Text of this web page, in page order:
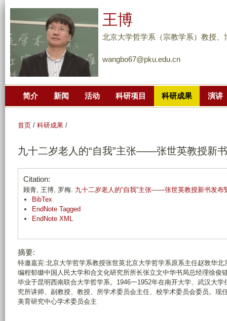
到
主
要
分
王博
北京大学哲学系（宗教学系）教授、
wangbo67@pku.edu.cn
简介 新闻 活动 科研项目 科研成果 演讲
首页 / 科研成果 /
九十二岁老人的“自我”主张——张世英教授新
Citation:
顾青, 王博, 罗梅. 九十二岁老人的“自我”主张——张世英教授新书发布
BibTex
EndNote Tagged
EndNote XML
摘要:
特邀嘉宾:北京大学哲学系教授张世英北京大学哲学系原系主任赵敦华
编程郁缀中国人民大学和合文化研究所所长张立文中华书局总经理徐
毕业于昆明西南联合大学哲学系。1946一1952年在南开大学、武汉大
究所讲师、副教授、教授、所学术委员会主任、校学术委员会委员。
美育研究中心学术委员会主